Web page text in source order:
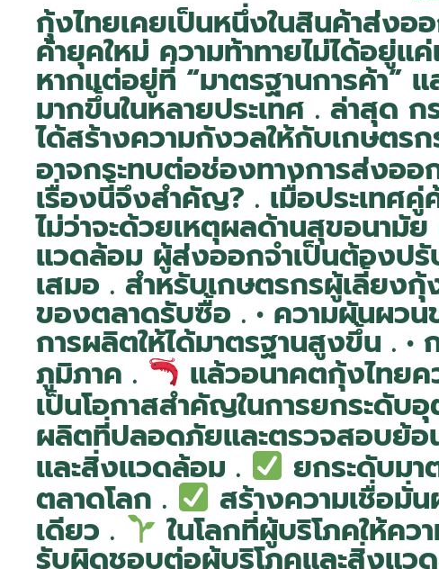
กุ้งไทยเคยเป็นหนึ่งในสินค้าส่งอ
ค้ายุคใหม่ ความท้าทายไม่ได้อยู่แ
หากแต่อยู่ที่ “มาตรฐานการค้า”
มากขึ้นในหลายประเทศ . ล่าสุด ก
ได้สร้างความกังวลให้กับเกษตร
อาจกระทบต่อช่องทางการส่งออ
เรื่องนี้จึงสำคัญ? . เมื่อประเทศคู่
ไม่ว่าจะด้วยเหตุผลด้านสุขอนา
แวดล้อม ผู้ส่งออกจำเป็นต้องป
เสมอ . สำหรับเกษตรกรผู้เลี้ยง
ของตลาดรับซื้อ . • ความผันผวน
การผลิตให้ได้มาตรฐานสูงขึ้น .
ภูมิภาค . แล้วอนาคตกุ้งไทยค
เป็นโอกาสสำคัญในการยกระดับ
ผลิตที่ปลอดภัยและตรวจสอบย้อ
และสิ่งแวดล้อม . ยกระดับม
ตลาดโลก . สร้างความเชื่อมั่
เดียว . ในโลกที่ผู้บริโภคให้ค
รับผิดชอบต่อผู้บริโภคและสิ่งแ